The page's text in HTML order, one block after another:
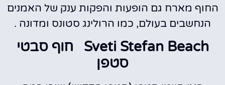
החוף מארח גם הופעות והפקות ענק של האמנים
הנחשבים בעולם, כמו הרולינג סטונס ומדונה .
Sveti Stefan Beach חוף סבטי
סטפן